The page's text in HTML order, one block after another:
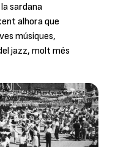
sardana
alhora que
músiques,
jazz, molt més